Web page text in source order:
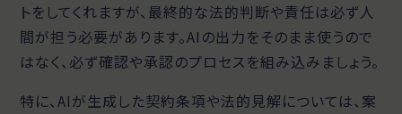
トをしてくれますが、最終的な法的判断や責任は必ず人
間が担う必要があります。AIの出力をそのまま使うので
はなく、必ず確認や承認のプロセスを組み込みましょう。
特に、AIが生成した契約条項や法的見解については、案